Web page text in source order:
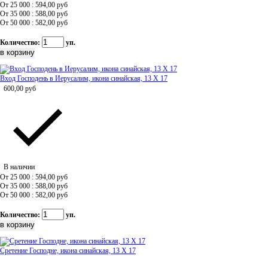
От 25 000 : 594,00 руб
От 35 000 : 588,00 руб
От 50 000 : 582,00 руб
Количество: уп.
Вход Господень в Иерусалим, икона синайская, 13 Х 17
600,00 руб
В наличии
От 25 000 : 594,00 руб
От 35 000 : 588,00 руб
От 50 000 : 582,00 руб
Количество: уп.
Сретение Господне, икона синайская, 13 Х 17